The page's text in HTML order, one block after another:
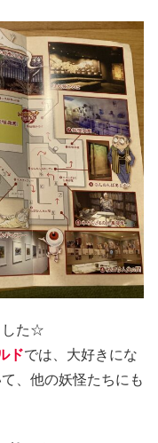
した☆
ドでは、大好きにな
、他の妖怪たちにも